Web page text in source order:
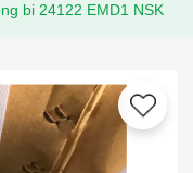
bi 24122 EMD1 NSK